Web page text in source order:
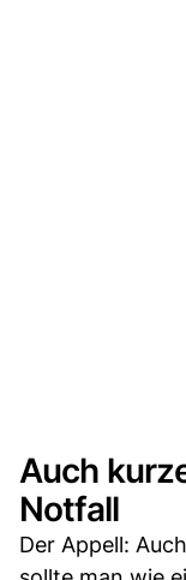
Auch
Notfall
Der Appell: